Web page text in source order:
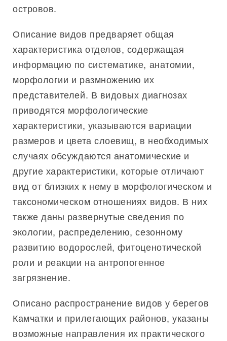
островов.
Описание видов предваряет общая
характеристика отделов, содержащая
информацию по систематике, анатомии,
морфологии и размножению их
представителей. В видовых диагнозах
приводятся морфологические
характеристики, указываются вариации
размеров и цвета слоевищ, в необходимых
случаях обсуждаются анатомические и
другие характеристики, которые отличают
вид от близких к нему в морфологическом и
таксономическом отношениях видов. В них
также даны развернутые сведения по
экологии, распределению, сезонному
развитию водорослей, фитоценотической
роли и реакции на антропогенное
загрязнение.
Описано распространение видов у берегов
Камчатки и прилегающих районов, указаны
возможные направления их практического